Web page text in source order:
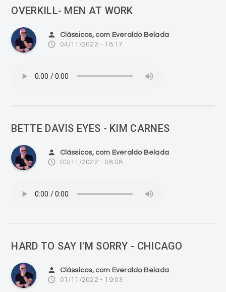
OVERKILL- MEN AT WORK
person Clássicos, com Everaldo Belada
access_time 04/11/2022 - 18:17
BETTE DAVIS EYES - KIM CARNES
person Clássicos, com Everaldo Belada
access_time 03/11/2022 - 08:08
HARD TO SAY I'M SORRY - CHICAGO
person Clássicos, com Everaldo Belada
access_time 01/11/2022 - 19:03